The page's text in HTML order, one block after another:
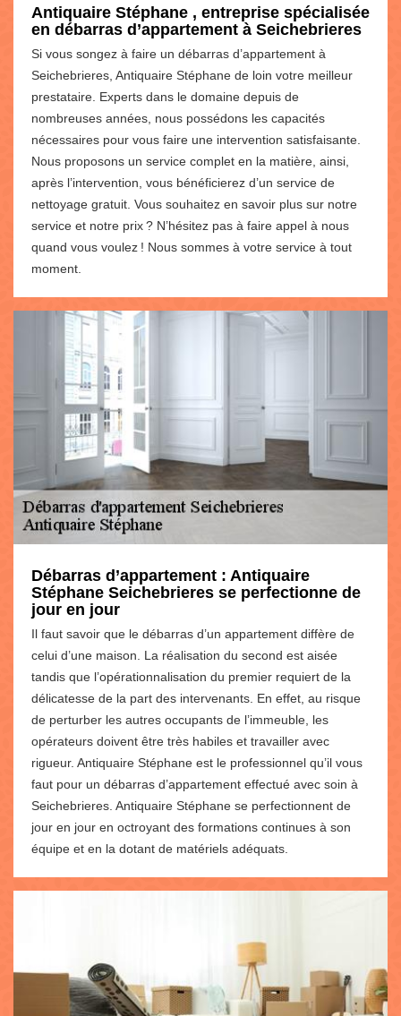
Antiquaire Stéphane , entreprise spécialisée
en débarras d’appartement à Seichebrieres
Si vous songez à faire un débarras d’appartement à
Seichebrieres, Antiquaire Stéphane de loin votre meilleur
prestataire. Experts dans le domaine depuis de
nombreuses années, nous possédons les capacités
nécessaires pour vous faire une intervention satisfaisante.
Nous proposons un service complet en la matière, ainsi,
après l’intervention, vous bénéficierez d’un service de
nettoyage gratuit. Vous souhaitez en savoir plus sur notre
service et notre prix ? N’hésitez pas à faire appel à nous
quand vous voulez ! Nous sommes à votre service à tout
moment.
Débarras d’appartement : Antiquaire
Stéphane Seichebrieres se perfectionne de
jour en jour
Il faut savoir que le débarras d’un appartement diffère de
celui d’une maison. La réalisation du second est aisée
tandis que l’opérationnalisation du premier requiert de la
délicatesse de la part des intervenants. En effet, au risque
de perturber les autres occupants de l’immeuble, les
opérateurs doivent être très habiles et travailler avec
rigueur. Antiquaire Stéphane est le professionnel qu’il vous
faut pour un débarras d’appartement effectué avec soin à
Seichebrieres. Antiquaire Stéphane se perfectionnent de
jour en jour en octroyant des formations continues à son
équipe et en la dotant de matériels adéquats.